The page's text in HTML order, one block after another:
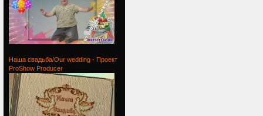
Наша свадьба/Our wedding - Проект
ProShow Producer